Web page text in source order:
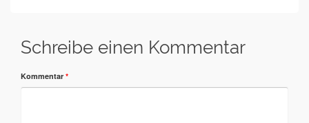
Schreibe einen Kommentar
Kommentar *